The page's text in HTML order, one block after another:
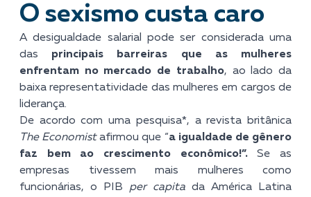
O sexismo custa caro
A desigualdade salarial pode ser considerada uma
das principais barreiras que as mulheres
enfrentam no mercado de trabalho, ao lado da
baixa representatividade das mulheres em cargos de
liderança.
De acordo com uma pesquisa*, a revista britânica
The Economistafirmou que “a igualdade de gênero
faz bem ao crescimento econômico!”.Se as
empresas tivessem mais mulheres como
funcionárias, o PIB per capita da América Latina